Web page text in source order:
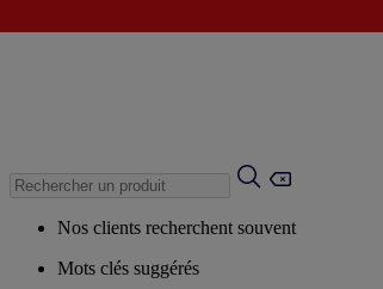
Nos clients recherchent souvent
Mots clés suggérés